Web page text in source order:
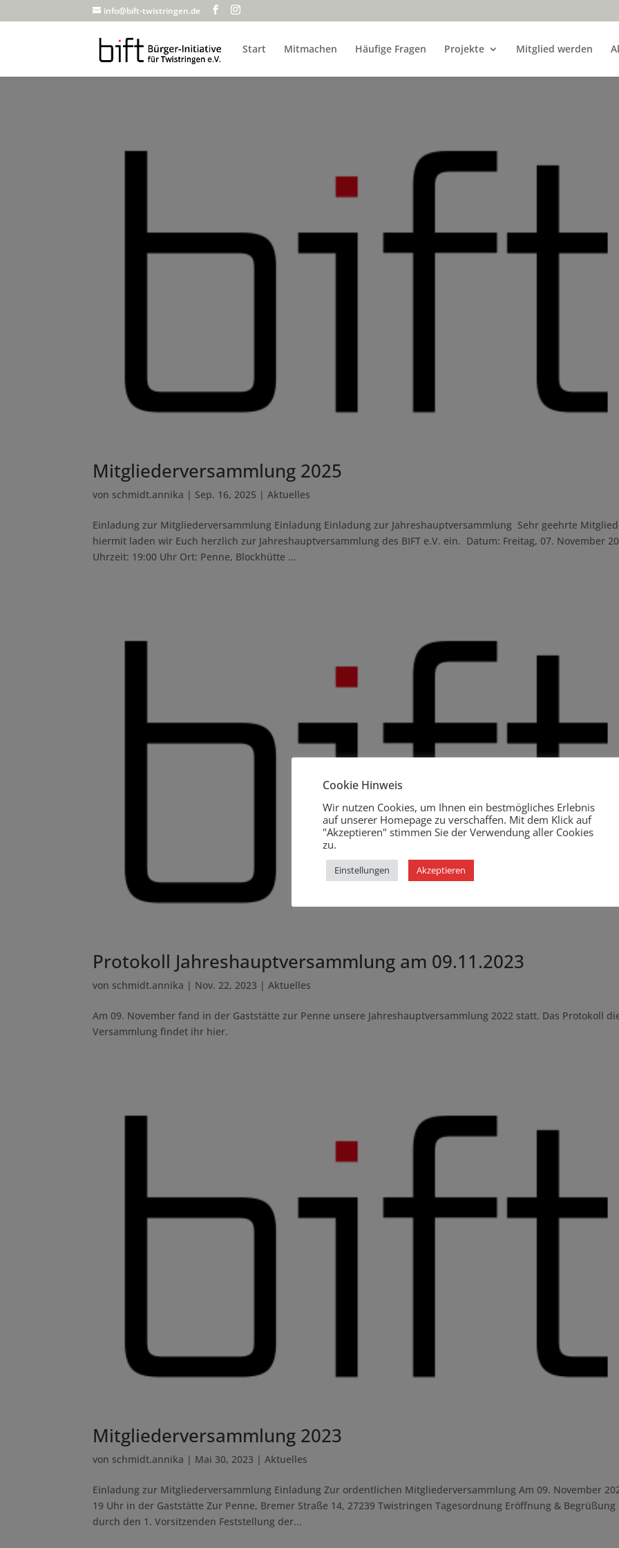
info@bift-twistringen.de
Start Mitmachen Häufige Fragen Projekte Mitglied werden
Mitgliederversammlung 2025
von schmidt.annika | Sep. 16, 2025 |Aktuelles
Einladung zur Mitglieder­versammlung Einladung Einladung zur Jahreshauptversammlung Sehr geehrte
hiermit laden wir Euch herzlich zur Jahreshauptversammlung des BIFT e.V. ein. Datum: Freitag, 07. November
Uhrzeit: 19:00 Uhr Ort: Penne, Blockhütte ...
Protokoll Jahreshauptversammlung am 09.11.2023
von schmidt.annika | Nov. 22, 2023 |Aktuelles
Am 09. November fand in der Gaststätte zur Penne unsere Jahreshauptversammlung 2022 statt. Das Protokoll
Versammlung findet ihr hier.
Mitgliederversammlung 2023
von schmidt.annika | Mai 30, 2023 |Aktuelles
Einladung zur Mitglieder­versammlung Einladung Zur ordentlichen Mitgliederversammlung Am 09. November
19 Uhr in der Gaststätte Zur Penne, Bremer Straße 14, 27239 Twistringen Tagesordnung Eröffnung & Begrüßung
durch den 1. Vorsitzenden Feststellung der...
Cookie Hinweis
Wir nutzen Cookies, um Ihnen ein bestmögliches Erlebnis
auf unserer Homepage zu verschaffen. Mit dem Klick auf
"Akzeptieren" stimmen Sie der Verwendung aller Cookies
zu.
Einstellungen Akzeptieren